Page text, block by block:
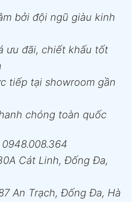
bởi đội ngũ giàu kinh
ưu đãi, chiết khấu tốt
tiếp tại showroom gần
chóng toàn quốc
Cát Linh, Đống Đa,
An Trạch, Đống Đa, Hà